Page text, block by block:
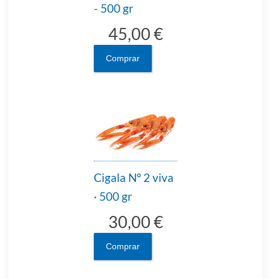
- 500 gr
45,00 €
Comprar
Cigala Nº 2 viva
· 500 gr
30,00 €
Comprar